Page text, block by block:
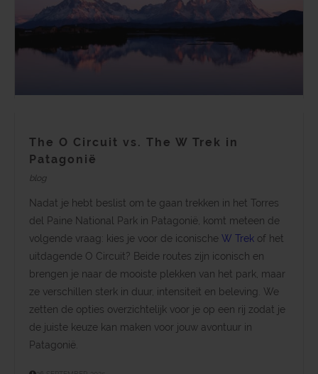
The O Circuit vs. The W Trek in
Patagonië
blog
Nadat je hebt beslist om te gaan trekken in het Torres
del Paine National Park in Patagonië, komt meteen de
volgende vraag: kies je voor de iconische W Trek of het
uitdagende O Circuit? Beide routes zijn iconisch en
brengen je naar de mooiste plekken van het park, maar
ze verschillen sterk in duur, intensiteit en beleving. We
zetten de opties overzichtelijk voor je op een rij zodat je
de juiste keuze kan maken voor jouw avontuur in
Patagonië.